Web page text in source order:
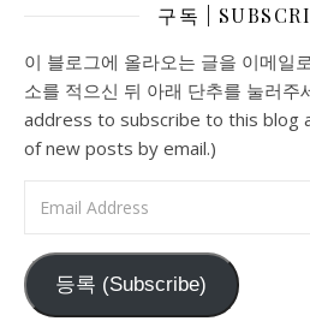
구독 |
이 블로그에 올라오는 글을 이메일
소를 적으신 뒤 아래 단추를 눌러
address to subscribe to this blog
of new posts by email.)
등록 (Subscribe)